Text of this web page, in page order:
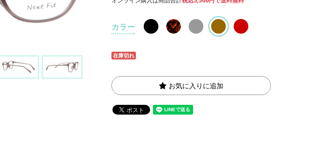
カラー
在庫切れ
お気に入りに追加